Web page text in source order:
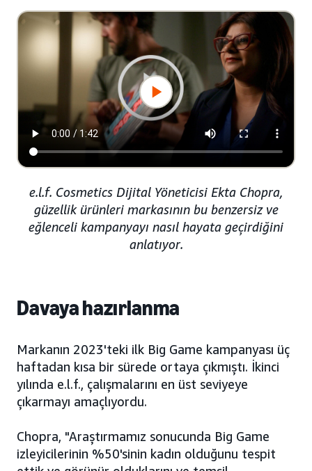
e.l.f. Cosmetics Dijital Yöneticisi Ekta Chopra,
güzellik ürünleri markasının bu benzersiz ve
eğlenceli kampanyayı nasıl hayata geçirdiğini
anlatıyor.
Davaya hazırlanma
Markanın 2023'teki ilk Big Game kampanyası üç
haftadan kısa bir sürede ortaya çıkmıştı. İkinci
yılında e.l.f., çalışmalarını en üst seviyeye
çıkarmayı amaçlıyordu.
Chopra, "Araştırmamız sonucunda Big Game
izleyicilerinin %50'sinin kadın olduğunu tespit